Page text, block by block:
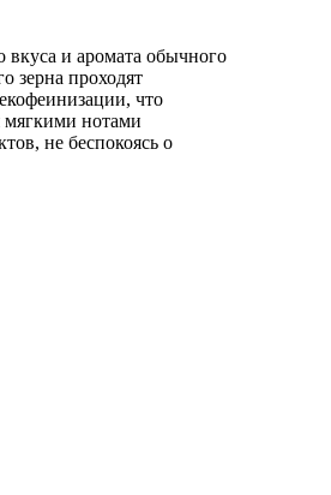
вкуса и аромата обычного
зерна проходят
что
мягкими нотами
не беспокоясь о